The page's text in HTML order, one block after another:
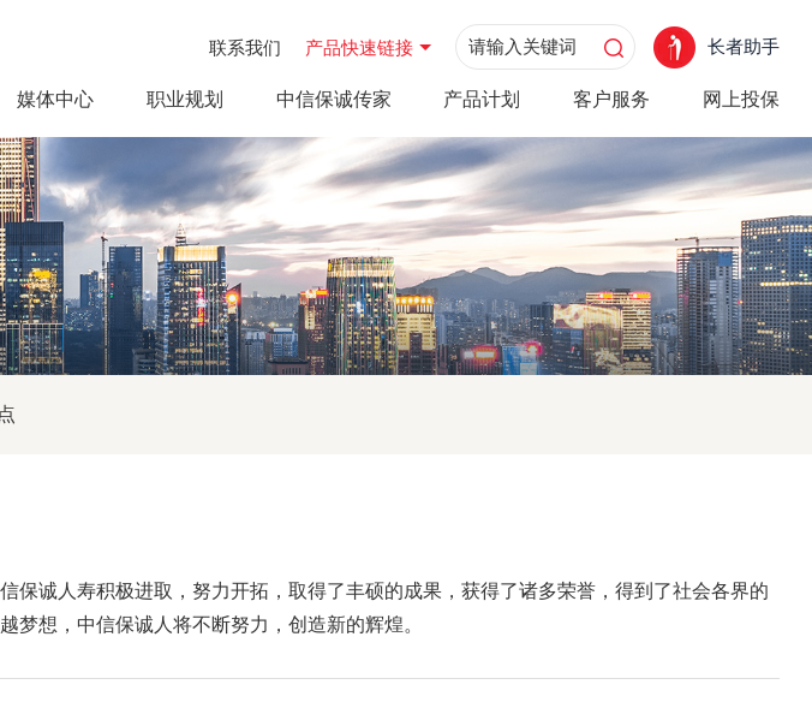
联系我们 产品快速链接 长者助手
媒体中心 职业规划 中信保诚传家 产品计划 客户服务 网上投保
保诚人寿积极进取，努力开拓，取得了丰硕的成果，获得了诸多荣誉，得到了社会各界的
梦想，中信保诚人将不断努力，创造新的辉煌。